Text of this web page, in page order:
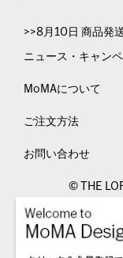
>>8月10日 商品発
ニュース・キャン
MoMAについて
ご注文方法
お問い合わせ
© THE
特定商取引法表示
カスタマ